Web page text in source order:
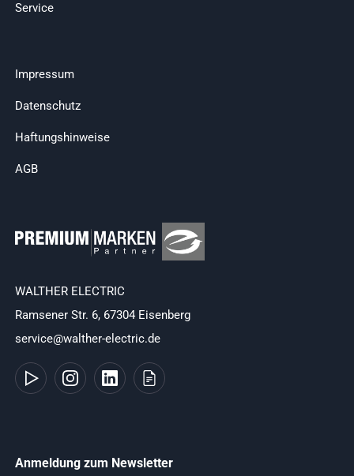
Service
Impressum
Datenschutz
Haftungshinweise
AGB
WALTHER ELECTRIC
Ramsener Str. 6, 67304 Eisenberg
service@walther-electric.de
Anmeldung zum Newsletter